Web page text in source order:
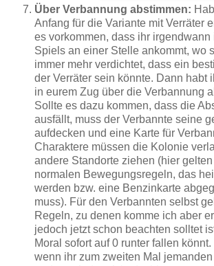
Über Verbannung abstimmen:
Anfang für die Variante mit Verräter
es vorkommen, dass ihr irgendwann
Spiels an einer Stelle ankommt, wo
immer mehr verdichtet, dass ein
der Verräter sein könnte. Dann habt
in eurem Zug über die Verbannung
Sollte es dazu kommen, dass die
ausfällt, muss der Verbannte seine
aufdecken und eine Karte für
Charaktere müssen die Kolonie
andere Standorte ziehen (hier
normalen Bewegungsregeln, das
werden bzw. eine Benzinkarte
muss). Für den Verbannten selbst
Regeln, zu denen komme ich aber
jedoch jetzt schon beachten solltet
Moral sofort auf 0 runter fallen
wenn ihr zum zweiten Mal